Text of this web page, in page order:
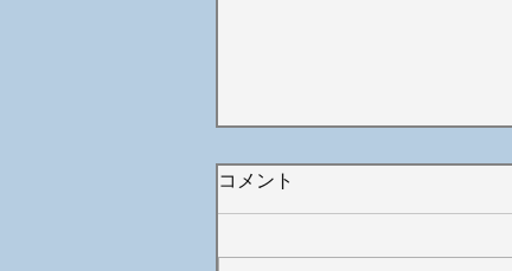
コメント